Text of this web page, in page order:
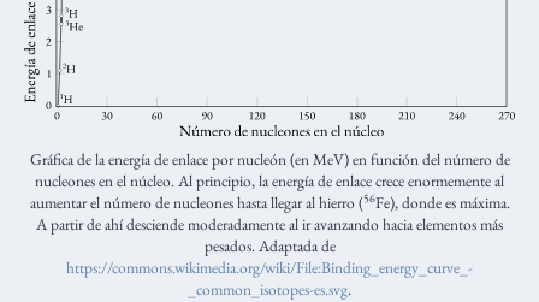
Gráfica de la energía de enlace por nucleón (en MeV) en función del número de
nucleones en el núcleo. Al principio, la energía de enlace crece enormemente al
aumentar el número de nucleones hasta llegar al hierro (56Fe), donde es máxima.
A partir de ahí desciende moderadamente al ir avanzando hacia elementos más
pesados. Adaptada de
https://commons.wikimedia.org/wiki/File:Binding_energy_curve_-
_common_isotopes-es.svg.